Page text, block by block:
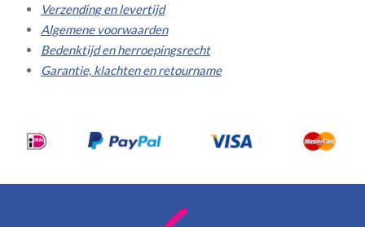
Verzending en levertijd
Algemene voorwaarden
Bedenktijd en herroepingsrecht
Garantie, klachten en retourname